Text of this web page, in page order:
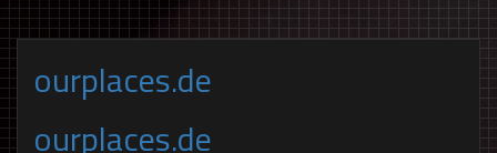
ourplaces.de
ourplaces.de